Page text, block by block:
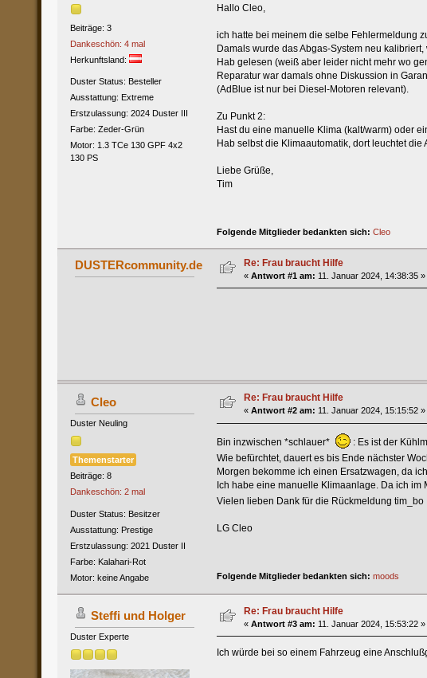
Beiträge: 3
Dankeschön: 4 mal
Herkunftsland:
Duster Status: Besteller
Ausstattung: Extreme
Erstzulassung: 2024 Duster III
Farbe: Zeder-Grün
Motor: 1.3 TCe 130 GPF 4x2
130 PS
Hallo Cleo,
ich hatte bei meinem die selbe Fehlermeldung
Damals wurde das Abgas-System neu
Hab gelesen (weiß aber leider nicht mehr wo
Reparatur war damals ohne Diskussion in
(AdBlue ist nur bei Diesel-Motoren relevant).
Zu Punkt 2:
Hast du eine manuelle Klima (kalt/warm) oder
Hab selbst die Klimaautomatik, dort leuchtet die
Liebe Grüße,
Tim
Folgende Mitglieder bedankten sich: Cleo
DUSTERcommunity.de Re: Frau braucht Hilfe
« Antwort #1 am: 11. Januar 2024, 14:38:35 »
Cleo
Duster Neuling
Themenstarter
Beiträge: 8
Dankeschön: 2 mal
Duster Status: Besitzer
Ausstattung: Prestige
Erstzulassung: 2021 Duster II
Farbe: Kalahari-Rot
Motor: keine Angabe
Re: Frau braucht Hilfe
« Antwort #2 am: 11. Januar 2024, 15:15:52 »
Bin inzwischen *schlauer*
: Es ist der
Wie befürchtet, dauert es bis Ende nächster
Morgen bekomme ich einen Ersatzwagen, da
Ich habe eine manuelle Klimaanlage. Da ich
Vielen lieben Dank für die Rückmeldung tim_bo
LG Cleo
Folgende Mitglieder bedankten sich: moods
Steffi und Holger
Duster Experte
Re: Frau braucht Hilfe
« Antwort #3 am: 11. Januar 2024, 15:53:22 »
Ich würde bei so einem Fahrzeug eine